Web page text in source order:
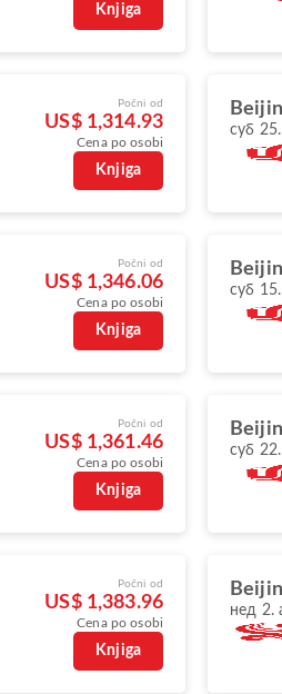
Knjiga
Počni od
US$ 1,314.93
Cena po osobi
Knjiga
суб 25.
Počni od
US$ 1,346.06
Cena po osobi
Knjiga
суб 15.
Počni od
US$ 1,361.46
Cena po osobi
Knjiga
суб 22.
Počni od
US$ 1,383.96
Cena po osobi
Knjiga
нед 2.